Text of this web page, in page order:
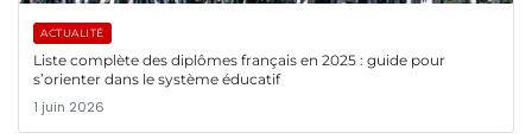
ACTUALITÉ
Liste complète des diplômes français en 2025 : guide pour
s’orienter dans le système éducatif
1 juin 2026